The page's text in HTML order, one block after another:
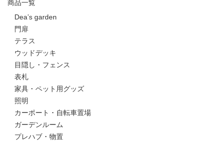
商品一覧
Dea’s garden
門扉
テラス
ウッドデッキ
目隠し・フェンス
表札
家具・ペット用グッズ
照明
カーポート・自転車置場
ガーデンルーム
プレハブ・物置